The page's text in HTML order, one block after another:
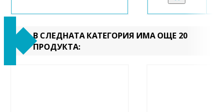
В СЛЕДНАТА КАТЕГОРИЯ ИМА ОЩЕ 20
ПРОДУКТА: